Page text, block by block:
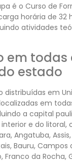
é o Curso de
horária de 32
atividades
em todas
estado
distribuídas em
em
a capital
e do litoral,
Angatuba,
Bauru, Campos
Franco da Rocha,